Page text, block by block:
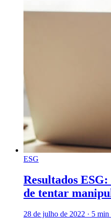
ESG
Resultados ESG:
de tentar
28 de julho de 2022 · 5 min